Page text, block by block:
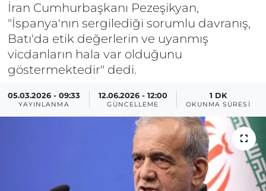
İran Cumhurbaşkanı Pezeşikyan,
"İspanya'nın sergilediği sorumlu davranış,
Batı'da etik değerlerin ve uyanmış
vicdanların hala var olduğunu
göstermektedir" dedi.
05.03.2026 - 09:33
YAYINLANMA
12.06.2026 - 12:00
GÜNCELLEME
1 DK
OKUNMA SÜRESI
Haber Arşivi